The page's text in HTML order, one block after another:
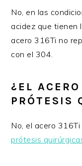
No, en las
acidez que tienen
acero 316Ti no
con el 304.
¿EL
PRÓTESIS
No, el acero
prótesis